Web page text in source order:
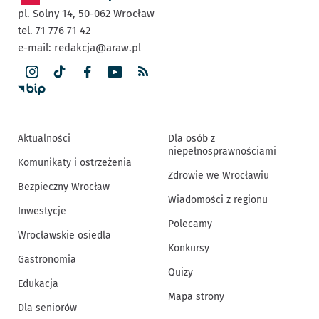
pl. Solny 14, 50-062 Wrocław
tel. 71 776 71 42
e-mail: redakcja@araw.pl
Aktualności
Komunikaty i ostrzeżenia
Bezpieczny Wrocław
Inwestycje
Wrocławskie osiedla
Gastronomia
Edukacja
Dla seniorów
Dla osób z
niepełnosprawnościami
Zdrowie we Wrocławiu
Wiadomości z regionu
Polecamy
Konkursy
Quizy
Mapa strony